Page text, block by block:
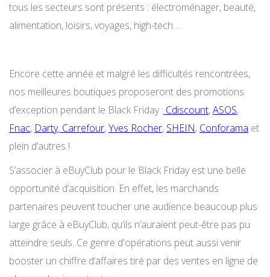
tous les secteurs sont présents : électroménager, beauté,
alimentation, loisirs, voyages, high-tech…
Encore cette année et malgré les difficultés rencontrées,
nos meilleures boutiques proposeront des promotions
d’exception pendant le Black Friday : Cdiscount,ASOS,
Fnac, Darty, Carrefour,Yves Rocher, SHEIN, Conforama et
plein d’autres !
S’associer à eBuyClub pour le Black Friday est une belle
opportunité d’acquisition. En effet, les marchands
partenaires peuvent toucher une audience beaucoup plus
large grâce à eBuyClub, qu’ils n’auraient peut-être pas pu
atteindre seuls. Ce genre d'opérations peut aussi venir
booster un chiffre d’affaires tiré par des ventes en ligne de